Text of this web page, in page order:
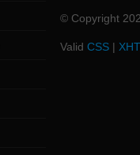
© Copyright
Valid CSS |